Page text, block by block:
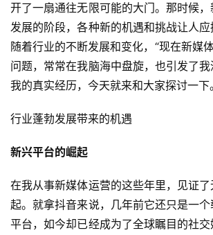
开了一扇通往无限可能的大门。那时候
发展的阶段，各种新的机遇和挑战让人应
随着行业的不断发展和变化，“现在新媒
问题，常常在我脑海中盘旋，也引发了
我的真实经历，今天就来和大家探讨一下。
行业蓬勃发展带来的机遇
新兴平台的崛起
在我从事新媒体运营的这些年里，见证
起。就拿抖音来说，几年前它还只是一
平台，如今却已经成为了全球瞩目的社